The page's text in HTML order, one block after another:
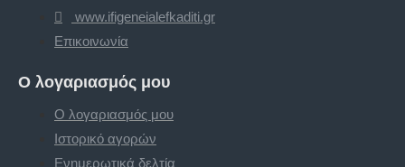
www.ifigeneialefkaditi.gr
Επικοινωνία
Ο λογαριασμός μου
Ο λογαριασμός μου
Ιστορικό αγορών
Ενημερωτικά δελτία